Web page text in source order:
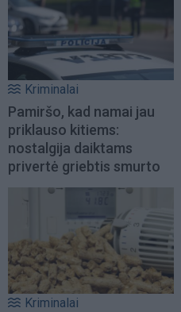
Kriminalai
Pamiršo, kad namai jau
priklauso kitiems:
nostalgija daiktams
privertė griebtis smurto
Kriminalai